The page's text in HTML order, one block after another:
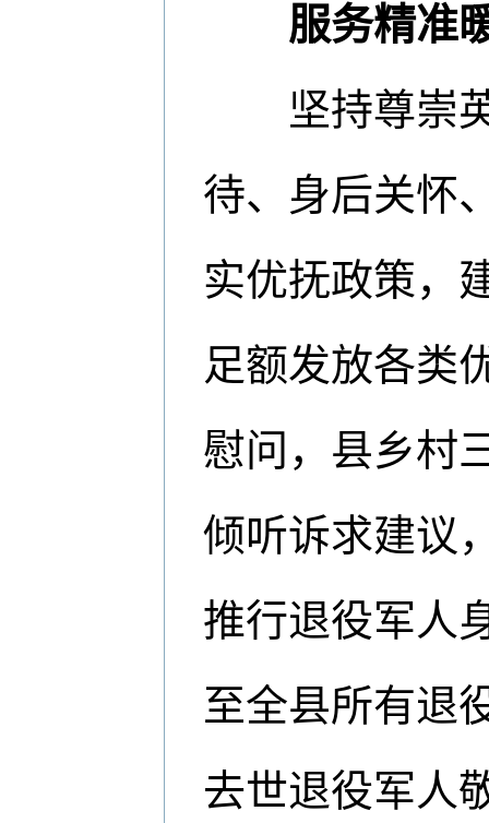
服务精准
坚持尊崇英
待、身后关怀
实优抚政策，
足额发放各类
慰问，县乡村
倾听诉求建议
推行退役军人
至全县所有退
去世退役军人